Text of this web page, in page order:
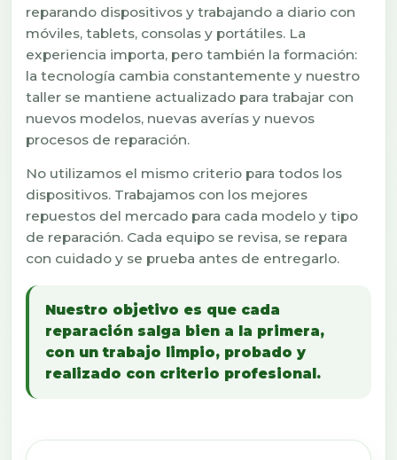
reparando dispositivos y trabajando a diario con
móviles, tablets, consolas y portátiles. La
experiencia importa, pero también la formación:
la tecnología cambia constantemente y nuestro
taller se mantiene actualizado para trabajar con
nuevos modelos, nuevas averías y nuevos
procesos de reparación.
No utilizamos el mismo criterio para todos los
dispositivos. Trabajamos con los mejores
repuestos del mercado para cada modelo y tipo
de reparación. Cada equipo se revisa, se repara
con cuidado y se prueba antes de entregarlo.
Nuestro objetivo es que cada
reparación salga bien a la primera,
con un trabajo limpio, probado y
realizado con criterio profesional.